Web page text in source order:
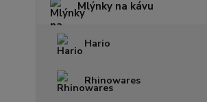
Mlýnky na kávu
Hario
Rhinowares